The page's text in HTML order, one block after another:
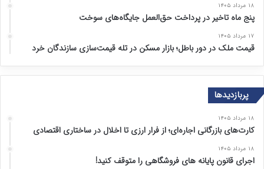
۱۸ مرداد ۱۴۰۵
پنج ماه تاخیر در پرداخت حق‌العمل جایگاه‌های سوخت
۱۷ مرداد ۱۴۰۵
قیمت ملک در دور باطل؛ بازار مسکن در تله قیمت‌سازی سازندگان خرد
پربازدیدها
۱۸ مرداد ۱۴۰۵
کارت‌های بازرگانی اجاره‌ای؛ از فرار ارزی تا اخلال در ساختاری اقتصادی
۱۸ مرداد ۱۴۰۵
اجرای قانون پایانه های فروشگاهی را متوقف کنید!